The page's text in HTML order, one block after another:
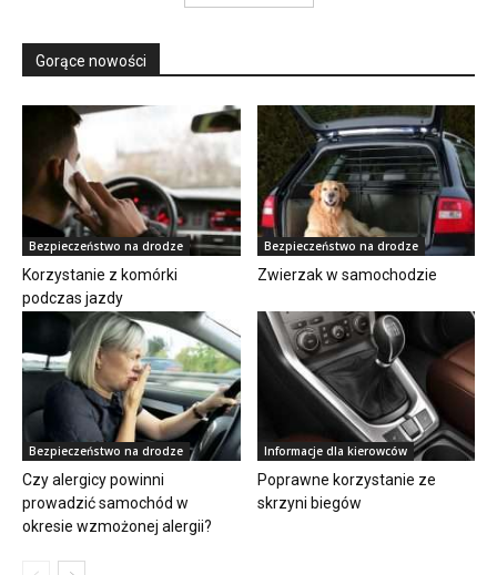
Gorące nowości
Bezpieczeństwo na drodze
Korzystanie z komórki
podczas jazdy
Bezpieczeństwo na drodze
Zwierzak w samochodzie
Bezpieczeństwo na drodze
Czy alergicy powinni
prowadzić samochód w
okresie wzmożonej alergii?
Informacje dla kierowców
Poprawne korzystanie ze
skrzyni biegów